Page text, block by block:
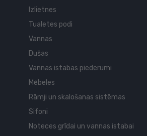
Izlietnes
Tualetes podi
Vannas
Dušas
Vannas istabas piederumi
Mēbeles
Rāmji un skalošanas sistēmas
Sifoni
Noteces grīdai un vannas istabai